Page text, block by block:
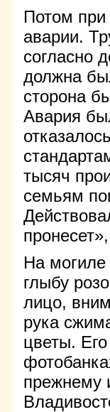
Потом
аварии.
согласно
должна
сторона
Авария
тысяч
семьям
На могиле
глыбу
лицо,
рука
цветы.
прежнему